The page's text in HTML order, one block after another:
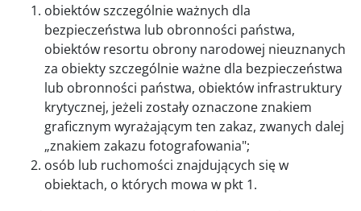
obiektów szczególnie ważnych dla
bezpieczeństwa lub obronności państwa,
obiektów resortu obrony narodowej nieuznanych
za obiekty szczególnie ważne dla bezpieczeństwa
lub obronności państwa, obiektów infrastruktury
krytycznej, jeżeli zostały oznaczone znakiem
graficznym wyrażającym ten zakaz, zwanych dalej
„znakiem zakazu fotografowania";
osób lub ruchomości znajdujących się w
obiektach, o których mowa w pkt 1.